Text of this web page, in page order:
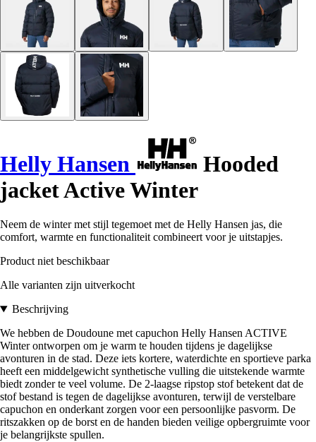
Helly Hansen
Hooded
jacket Active Winter
Neem de winter met stijl tegemoet met de Helly Hansen jas, die
comfort, warmte en functionaliteit combineert voor je uitstapjes.
Product niet beschikbaar
Alle varianten zijn uitverkocht
Beschrijving
We hebben de Doudoune met capuchon Helly Hansen ACTIVE
Winter ontworpen om je warm te houden tijdens je dagelijkse
avonturen in de stad. Deze iets kortere, waterdichte en sportieve parka
heeft een middelgewicht synthetische vulling die uitstekende warmte
biedt zonder te veel volume. De 2-laagse ripstop stof betekent dat de
stof bestand is tegen de dagelijkse avonturen, terwijl de verstelbare
capuchon en onderkant zorgen voor een persoonlijke pasvorm. De
ritszakken op de borst en de handen bieden veilige opbergruimte voor
je belangrijkste spullen.